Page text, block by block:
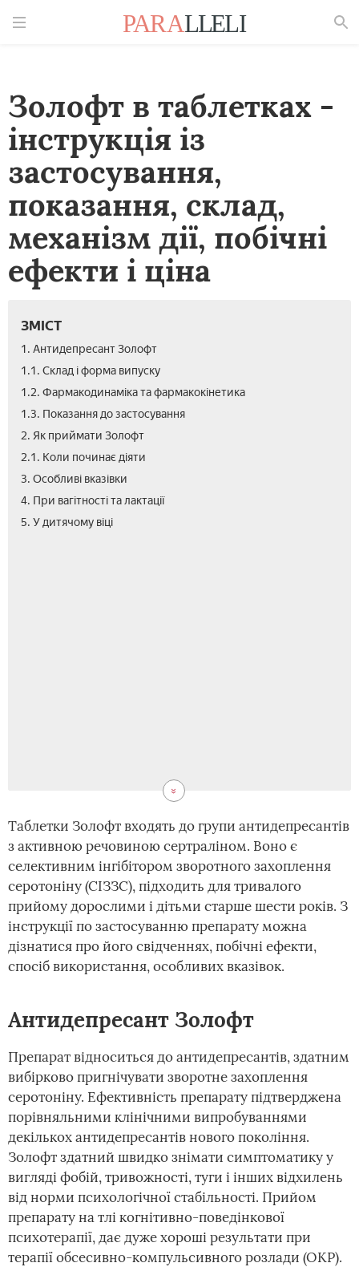
Золофт в таблетках -
інструкція із
застосування,
показання, склад,
механізм дії, побічні
ефекти і ціна
ЗМІСТ
1. Антидепресант Золофт
1.1. Склад і форма випуску
1.2. Фармакодинаміка та фармакокінетика
1.3. Показання до застосування
2. Як приймати Золофт
2.1. Коли починає діяти
3. Особливі вказівки
4. При вагітності та лактації
5. У дитячому віці
Таблетки Золофт входять до групи антидепресантів
з активною речовиною сертраліном. Воно є
селективним інгібітором зворотного захоплення
серотоніну (СІЗЗС), підходить для тривалого
прийому дорослими і дітьми старше шести років. З
інструкції по застосуванню препарату можна
дізнатися про його свідченнях, побічні ефекти,
спосіб використання, особливих вказівок.
Антидепресант Золофт
Препарат відноситься до антидепресантів, здатним
вибірково пригнічувати зворотне захоплення
серотоніну. Ефективність препарату підтверджена
порівняльними клінічними випробуваннями
декількох антидепресантів нового покоління.
Золофт здатний швидко знімати симптоматику у
вигляді фобій, тривожності, туги і інших відхилень
від норми психологічної стабільності. Прийом
препарату на тлі когнітивно-поведінкової
психотерапії, дає дуже хороші результати при
терапії обсесивно-компульсивного розлади (ОКР).